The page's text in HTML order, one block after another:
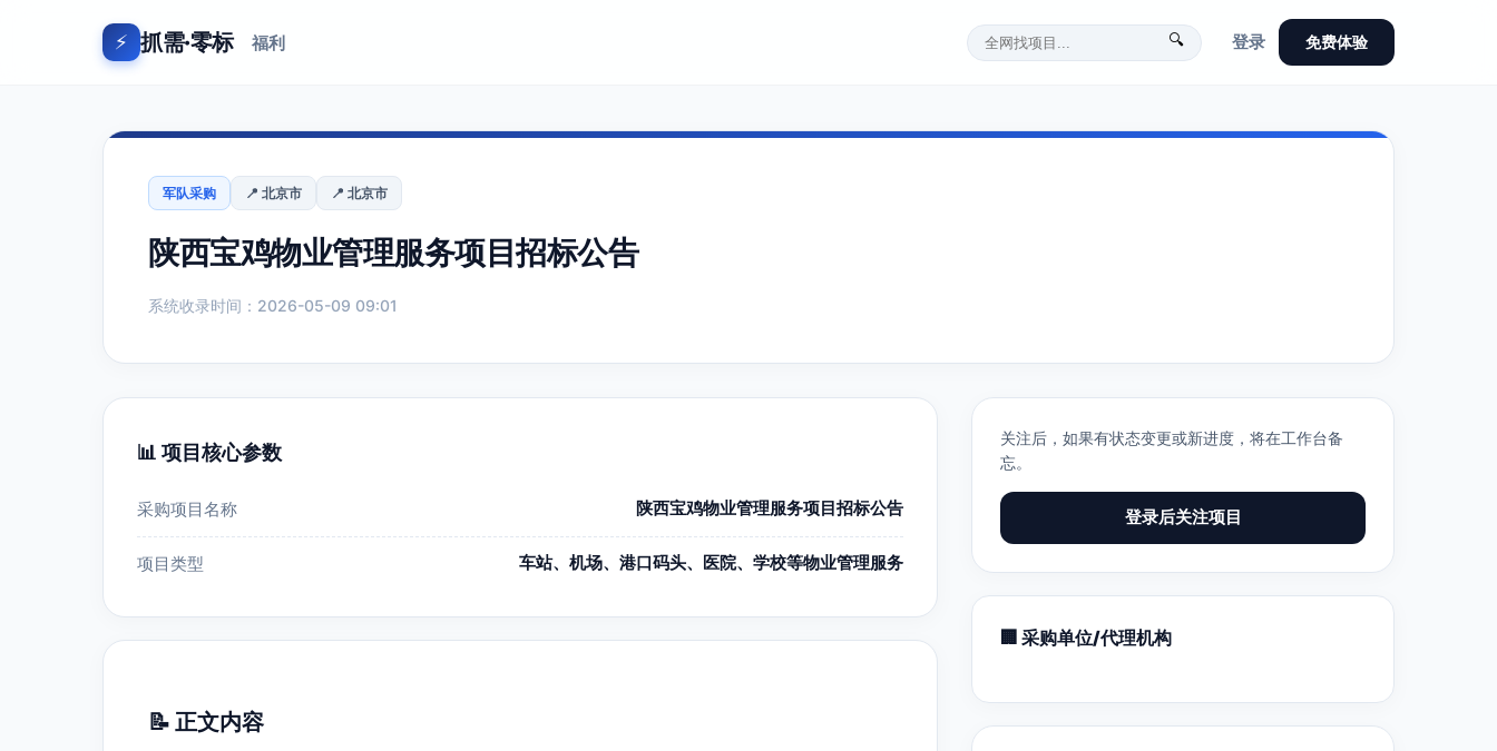
⚡ 抓需·零标 福利 🔍 登录 免费体验
军队采购 📍 北京市 📍 北京市
陕西宝鸡物业管理服务项目招标公告
系统收录时间：2026-05-09 09:01
📊 项目核心参数
采购项目名称 陕西宝鸡物业管理服务项目招标公告
项目类型 车站、机场、港口码头、医院、学校等物业管理服务
📝 正文内容
关注后，如果有状态变更或新进度，将在工作台备
忘。
登录后关注项目
🏢 采购单位/代理机构